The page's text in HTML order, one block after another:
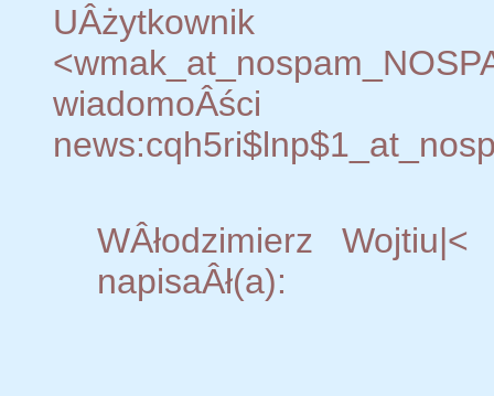
wiadomoÂści
WÂłodzimierz Wojtiu|<
napisaÂł(a):